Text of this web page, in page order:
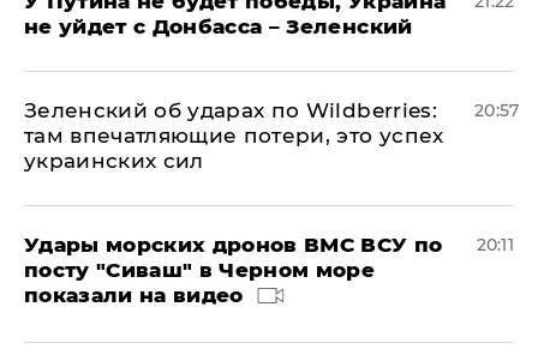
не уйдет с Донбасса – Зеленский
Зеленский об ударах по Wildberries:
там впечатляющие потери, это успех
украинских сил
20:57
Удары морских дронов ВМС ВСУ по
посту "Сиваш" в Черном море
показали на видео
20:11